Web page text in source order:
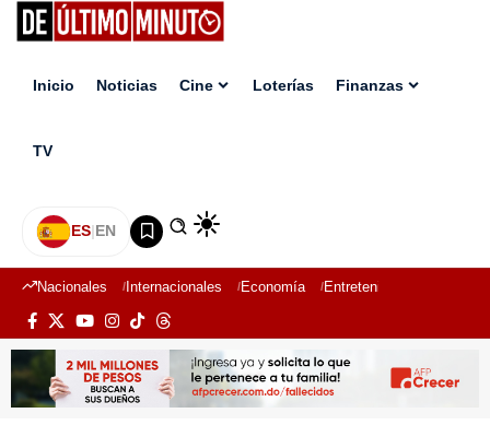
Inicio Noticias Cine Loterías Finanzas
TV
ES|EN
Nacionales Internacionales Economía Entretenimiento